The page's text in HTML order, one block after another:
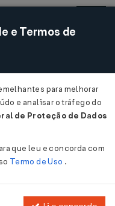
Acessar
Nº 5 DE
e Termos de
para melhorar
e analisar o tráfego do
de Proteção de Dados
que leu e concorda com
Termo de Uso .